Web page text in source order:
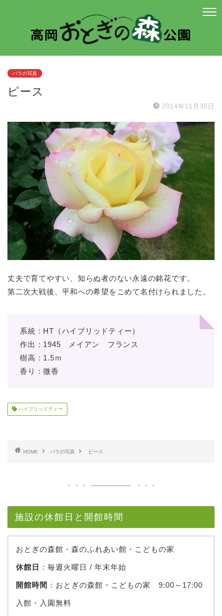
バラの写真
ピース
2014年11月30日
丈夫で育てやすい、知らぬ者のない永遠の銘花です。
第二次大戦後、平和への希望をこめて名付けられました。
系統：HT（ハイブリッドティー）
作出：1945 メイアン フランス
樹高：1.5ｍ
香り：微香
ハイブリッドティー
HOME バラの写真 ピース
施設の休館日と開館時間
おとぎの森館・森のふれあい館・こどもの家
休館日 ：毎週火曜日 / 年末年始
開館時間 ：おとぎの森館・こどもの家 9:00～17:00
入館・入園無料